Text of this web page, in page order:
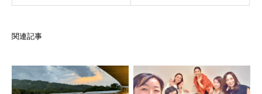
関連記事